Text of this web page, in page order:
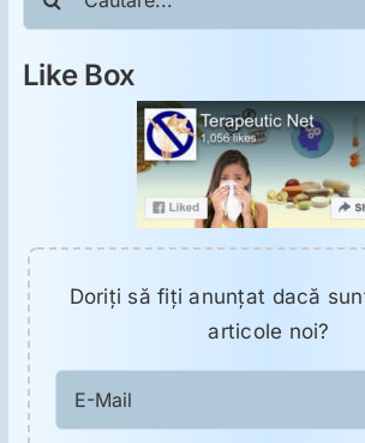
Like Box
Doriţi să fiţi anunţat dacă
articole noi?
Mail